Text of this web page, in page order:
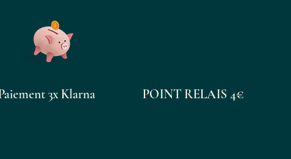
Goût floralsubtil et enveloppant
3x Klarna POINT RELAIS 4€